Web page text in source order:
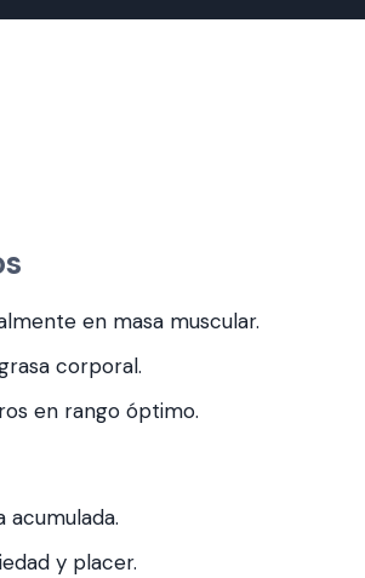
en masa muscular.
corporal.
en rango óptimo.
y placer.